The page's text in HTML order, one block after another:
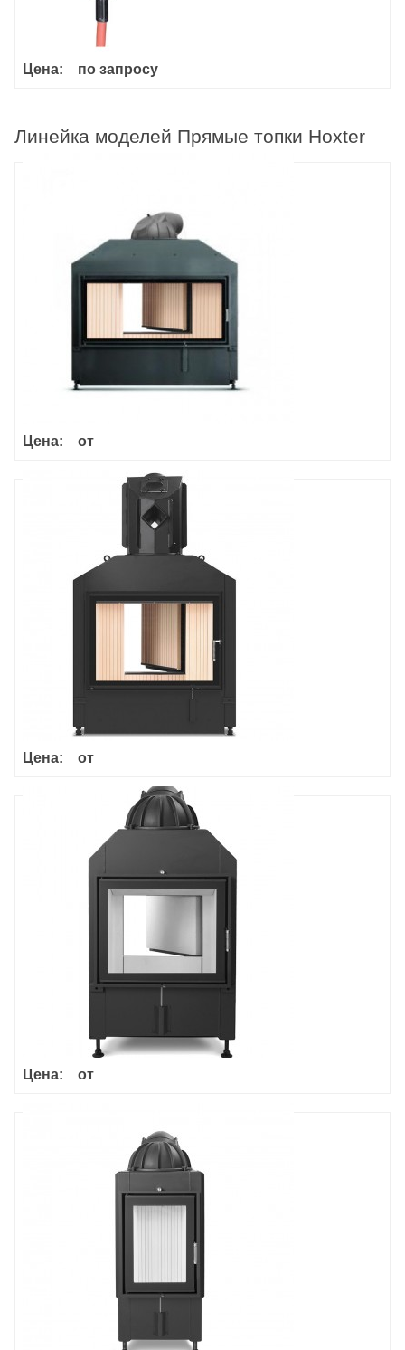
Цена: по запросу
Линейка моделей Прямые топки Hoxter
Цена: от
Haka 78/57a
Цена: от
Haka 63/51a
Цена: от
Haka 37/50